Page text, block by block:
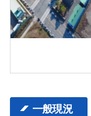
一般現況